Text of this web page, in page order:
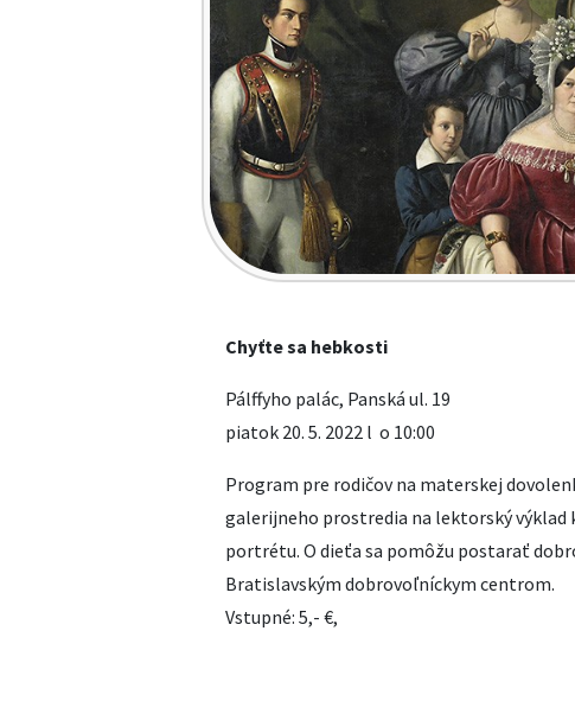
Chyťte sa hebkosti
Pálffyho palác, Panská ul. 19
piatok 20. 5. 2022 l o 10:00
Program pre rodičov na materskej
galerijneho prostredia na lektorský výklad
portrétu. O dieťa sa pomôžu postarať
Bratislavským dobrovoľníckym centrom.
Vstupné: 5,- €,